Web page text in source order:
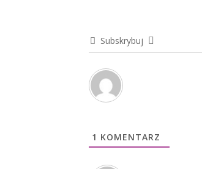
Subskrybuj
1 KOMENTARZ